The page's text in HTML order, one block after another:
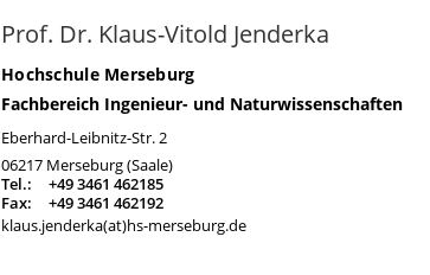
Prof. Dr. Klaus-Vitold Jenderka
Hochschule Merseburg
Fachbereich Ingenieur- und Naturwissenschaften
Eberhard-Leibnitz-Str. 2
06217 Merseburg (Saale)
Tel.:
+49 3461 462185
Fax:
+49 3461 462192
klaus.jenderka(at)hs-merseburg.de